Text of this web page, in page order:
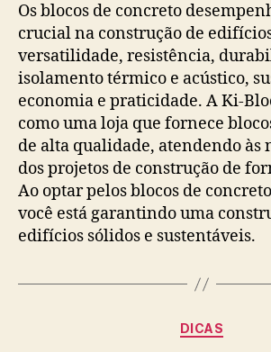
Os blocos de concreto
crucial na construção de
versatilidade, resistência,
isolamento térmico e acústico,
economia e praticidade. A Ki-
como uma loja que fornece
de alta qualidade, atendendo às
dos projetos de construção de
Ao optar pelos blocos de
você está garantindo uma
edifícios sólidos e sustentáveis.
DICAS